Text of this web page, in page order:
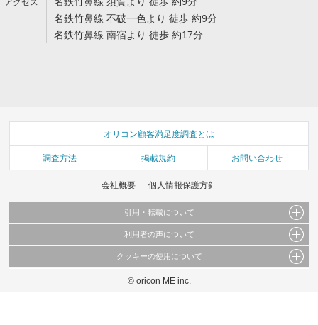
名鉄竹鼻線 不破一色より 徒歩 約9分
名鉄竹鼻線 南宿より 徒歩 約17分
オリコン顧客満足度調査とは
調査方法 掲載規約 お問い合わせ
会社概要 個人情報保護方針
引用・転載について
当サイトで公開されている情報（文字、写真、イラスト、画像データ等）及びこれらの配
これらの情報を権利者の許可なく無断転載・複製などの二次利用を行うことは固く禁じて
利用者の声について
当サイトに掲載している内容はすべてサービスの利用者が提出された見解・感想です。
弊社の見解・ 意見ではないことをご理解いただいた上でご覧ください。
クッキーの使用について
このサイトでは Cookie を使用して、ユーザーに合わせたコンテンツや広告の表示、ソー
© oricon ME inc.